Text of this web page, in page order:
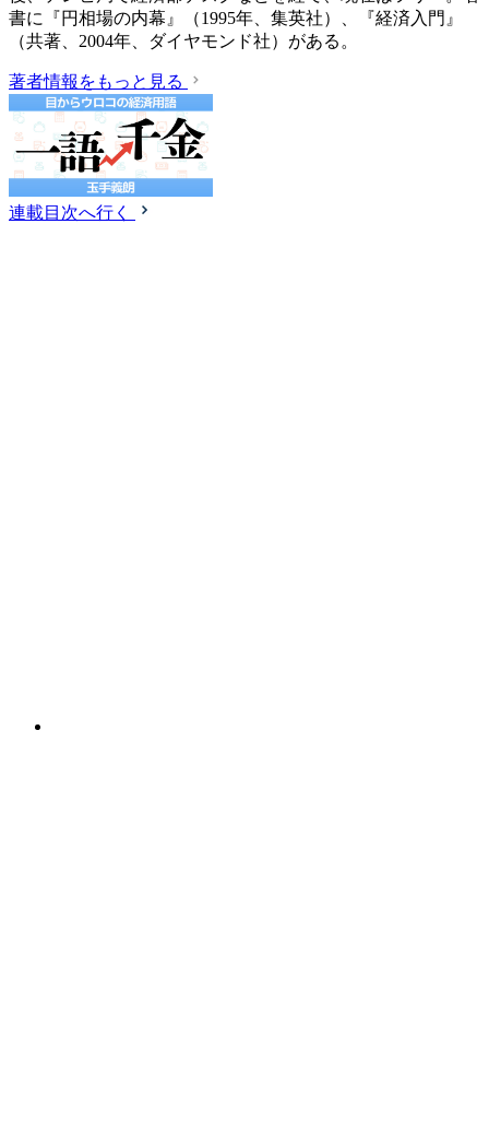
書に『円相場の内幕』（1995年、集英社）、『経済入門』
（共著、2004年、ダイヤモンド社）がある。
著者情報をもっと見る
連載目次へ行く